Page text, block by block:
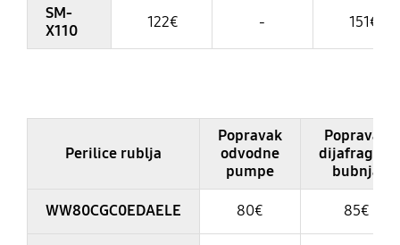
SM-
X110
122€ - 151€
Perilice rublja
Popravak
odvodne
pumpe
Popravak
dijafragme
bubnja
WW80CGC0EDAELE 80€ 85€